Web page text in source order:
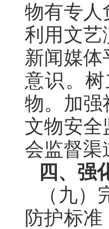
物有专人
利用文艺
新闻媒体
意识。
物。 加强
文物安全
会监督渠
四、强
（九
防护标